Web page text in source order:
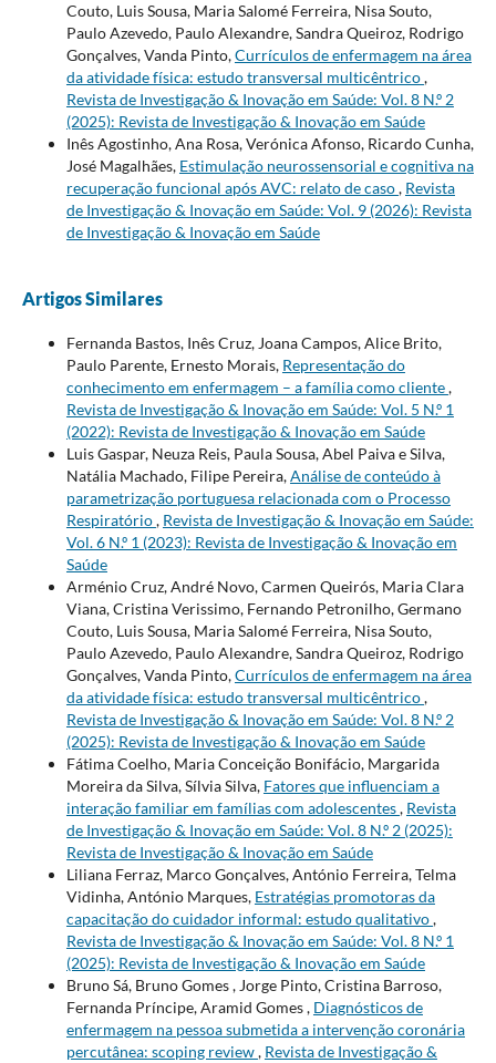
Couto, Luis Sousa, Maria Salomé Ferreira, Nisa Souto,
Paulo Azevedo, Paulo Alexandre, Sandra Queiroz, Rodrigo
Gonçalves, Vanda Pinto,Currículos de enfermagem na área
da atividade física: estudo transversal multicêntrico,
Revista de Investigação & Inovação em Saúde: Vol. 8 N.º 2
(2025): Revista de Investigação & Inovação em Saúde
Inês Agostinho, Ana Rosa, Verónica Afonso, Ricardo Cunha,
José Magalhães, Estimulação neurossensorial e cognitiva na
recuperação funcional após AVC: relato de caso, Revista
de Investigação & Inovação em Saúde: Vol. 9 (2026): Revista
de Investigação & Inovação em Saúde
Artigos Similares
Fernanda Bastos, Inês Cruz, Joana Campos, Alice Brito,
Paulo Parente, Ernesto Morais, Representação do
conhecimento em enfermagem – a família como cliente,
Revista de Investigação & Inovação em Saúde: Vol. 5 N.º 1
(2022): Revista de Investigação & Inovação em Saúde
Luis Gaspar, Neuza Reis, Paula Sousa, Abel Paiva e Silva,
Natália Machado, Filipe Pereira,Análise de conteúdo à
parametrização portuguesa relacionada com o Processo
Respiratório, Revista de Investigação & Inovação em Saúde:
Vol. 6 N.º 1 (2023): Revista de Investigação & Inovação em
Saúde
Arménio Cruz, André Novo, Carmen Queirós, Maria Clara
Viana, Cristina Verissimo, Fernando Petronilho, Germano
Couto, Luis Sousa, Maria Salomé Ferreira, Nisa Souto,
Paulo Azevedo, Paulo Alexandre, Sandra Queiroz, Rodrigo
Gonçalves, Vanda Pinto,Currículos de enfermagem na área
da atividade física: estudo transversal multicêntrico,
Revista de Investigação & Inovação em Saúde: Vol. 8 N.º 2
(2025): Revista de Investigação & Inovação em Saúde
Fátima Coelho, Maria Conceição Bonifácio, Margarida
Moreira da Silva, Sílvia Silva, Fatores que influenciam a
interação familiar em famílias com adolescentes, Revista
de Investigação & Inovação em Saúde: Vol. 8 N.º 2 (2025):
Revista de Investigação & Inovação em Saúde
Liliana Ferraz, Marco Gonçalves, António Ferreira, Telma
Vidinha, António Marques, Estratégias promotoras da
capacitação do cuidador informal: estudo qualitativo,
Revista de Investigação & Inovação em Saúde: Vol. 8 N.º 1
(2025): Revista de Investigação & Inovação em Saúde
Bruno Sá, Bruno Gomes , Jorge Pinto, Cristina Barroso,
Fernanda Príncipe, Aramid Gomes , Diagnósticos de
enfermagem na pessoa submetida a intervenção coronária
percutânea: scoping review, Revista de Investigação &